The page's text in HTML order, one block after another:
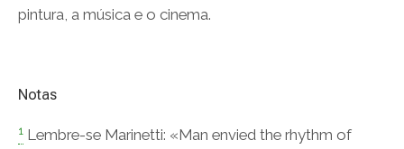
pintura, a música e o cinema.
Notas
1 Lembre-se Marinetti: «Man envied the rhythm of